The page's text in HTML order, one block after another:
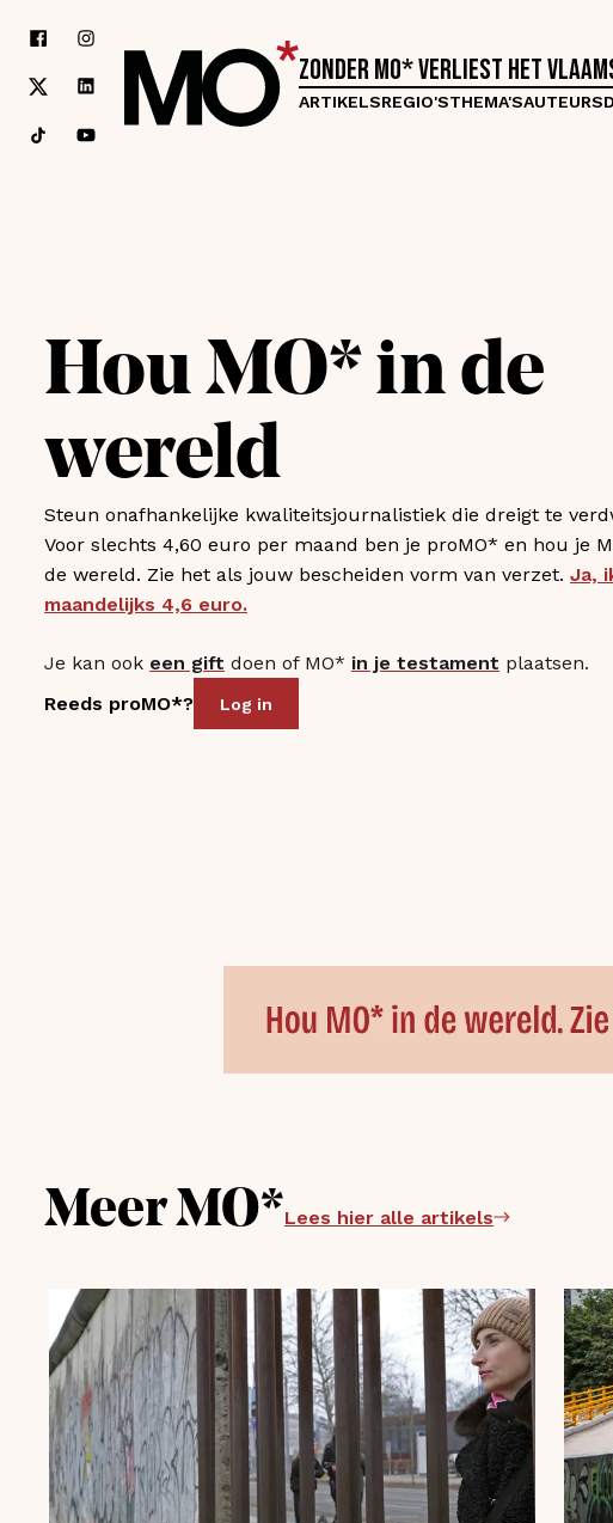
Zonder MO* verliest het
ARTIKELSREGIO'STHEMA'SAUTEURS
Hou MO* in de
wereld
Steun onafhankelijke kwaliteitsjournalistiek die dreigt te
Voor slechts 4,60 euro per maand ben je proMO* en hou je
de wereld. Zie het als jouw bescheiden vorm van verzet. Ja,
maandelijks 4,6 euro.
Je kan ook een gift doen of MO* in je testament plaatsen.
Reeds proMO*?
Log in
Meer MO*Lees hier alle artikels